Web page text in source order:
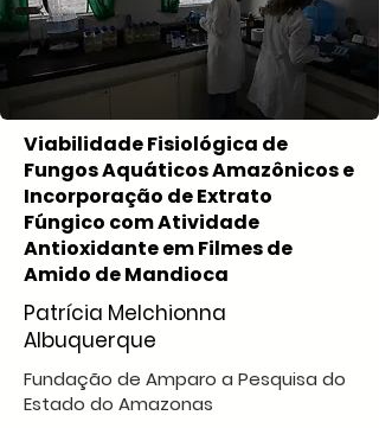
Viabilidade Fisiológica de
Fungos Aquáticos Amazônicos e
Incorporação de Extrato
Fúngico com Atividade
Antioxidante em Filmes de
Amido de Mandioca
Patrícia Melchionna
Albuquerque
Fundação de Amparo a Pesquisa do
Estado do Amazonas